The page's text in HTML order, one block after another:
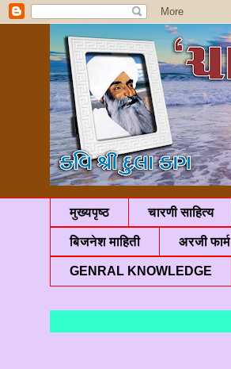
मुख्यपृष्ठ चारणी साहित्य
बिजनेश माहिती अरजी फार्म
GENRAL KNOWLEDGE